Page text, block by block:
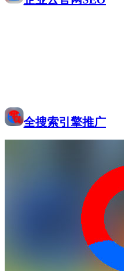
全搜索引擎推广